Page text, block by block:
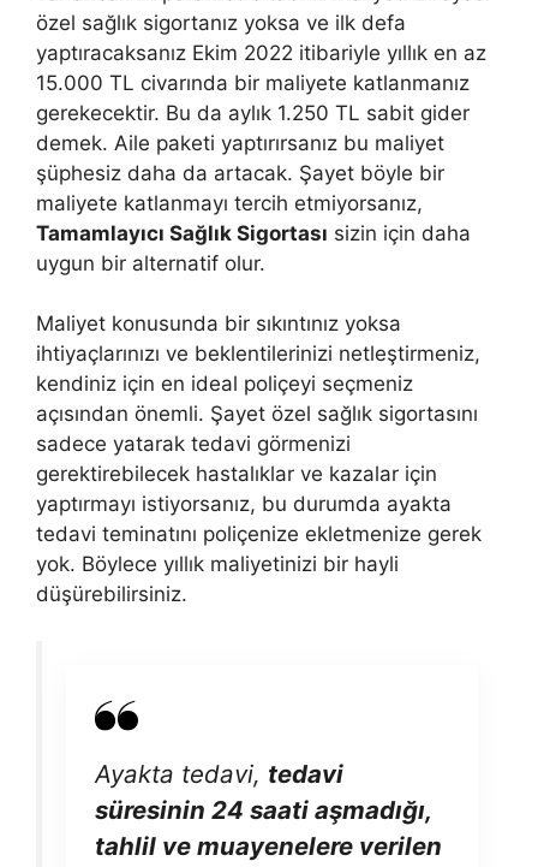
özel sağlık sigortanız yoksa ve ilk defa
yaptıracaksanız Ekim 2022 itibariyle yıllık en az
15.000 TL civarında bir maliyete katlanmanız
gerekecektir. Bu da aylık 1.250 TL sabit gider
demek. Aile paketi yaptırırsanız bu maliyet
şüphesiz daha da artacak. Şayet böyle bir
maliyete katlanmayı tercih etmiyorsanız,
Tamamlayıcı Sağlık Sigortası sizin için daha
uygun bir alternatif olur.
Maliyet konusunda bir sıkıntınız yoksa
ihtiyaçlarınızı ve beklentilerinizi netleştirmeniz,
kendiniz için en ideal poliçeyi seçmeniz
açısından önemli. Şayet özel sağlık sigortasını
sadece yatarak tedavi görmenizi
gerektirebilecek hastalıklar ve kazalar için
yaptırmayı istiyorsanız, bu durumda ayakta
tedavi teminatını poliçenize ekletmenize gerek
yok. Böylece yıllık maliyetinizi bir hayli
düşürebilirsiniz.
Ayakta tedavi, tedavi
süresinin 24 saati aşmadığı,
tahlil ve muayenelere verilen